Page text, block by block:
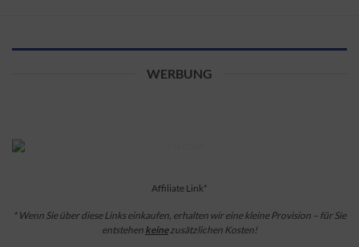
WERBUNG
Affiliate Link*
* Wenn Sie über diese Links einkaufen, erhalten wir eine kleine Provision – für Sie
entstehen keinezusätzlichen Kosten!